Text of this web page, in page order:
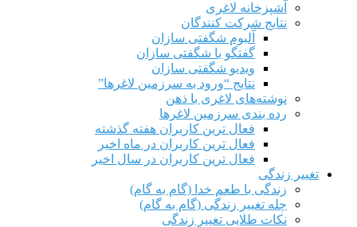
آشپزخانه لاغری
نتایج شرکت کنندگان
آلبوم شگفتی سازان
گفتگو با شگفتی سازان
ویدیو شگفتی سازان
نتایج “ورود به سرزمین لاغرها”
نوشته‌های لاغری با ذهن
رده بندی سرزمین لاغرها
فعال ترین کاربران هفته گذشته
فعال ترین کاربران در ماه اخیر
فعال ترین کاربران در سال اخیر
تغییر زندگی
زندگی با طعم خدا (گام به گام)
چله تغییر زندگی (گام به گام)
نکات طلایی تغییر زندگی